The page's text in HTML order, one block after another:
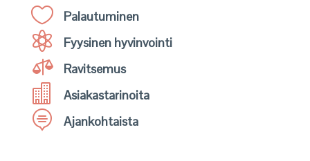
 Palautuminen
 Fyysinen hyvinvointi
 Ravitsemus
 Asiakastarinoita
 Ajankohtaista